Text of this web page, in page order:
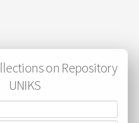
on Repository
UNIKS